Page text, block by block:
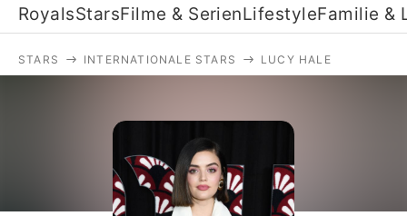
RoyalsStarsFilme & SerienLifestyleFamilie &
Filme & Serien
Lifestyle
STARS INTERNATIONALE STARS LUCY HALE